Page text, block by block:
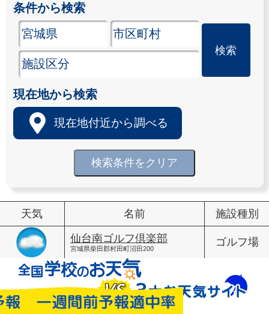
条件から検索
現在地から検索
現在地付近から調べる
検索条件をクリア
天気 名前 施設種別
仙台南ゴルフ倶楽部
宮城県柴田郡村田町沼田200
ゴルフ場